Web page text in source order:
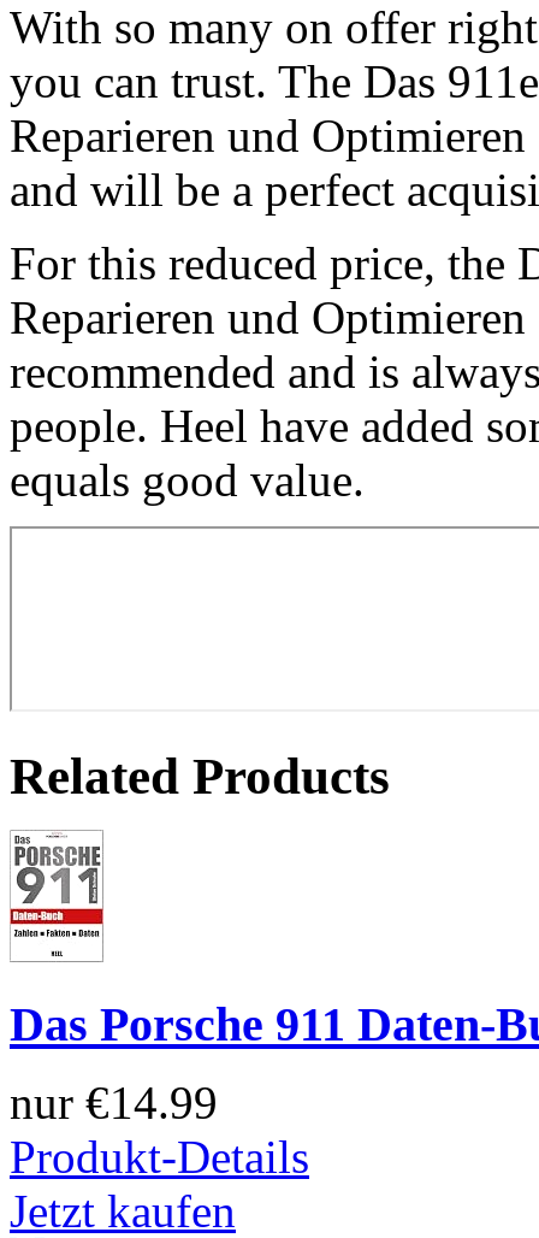
With so many on offer
you can trust. The Das
Reparieren und
and will be a perfect
For this reduced price, the
Reparieren und
recommended and is
people. Heel have added
equals good value.
Related Products
Das Porsche 911 Daten-
nur €14.99
Produkt-Details
Jetzt kaufen